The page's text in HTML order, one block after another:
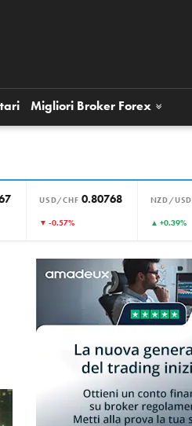
Migliori Broker Forex
USD/CHF 0.80768
▼ -0.57%
NZD/USD
▲ +0.39%